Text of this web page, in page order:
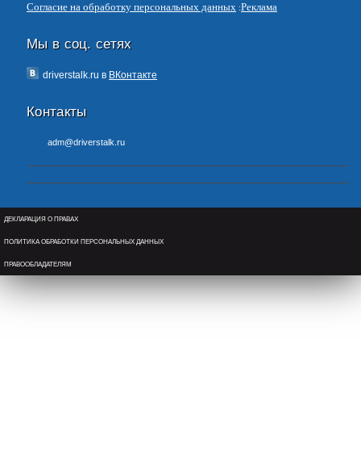
Согласие на обработку персональных данных Реклама
Мы в соц. сетях
driverstalk.ru в ВКонтакте
Контакты
adm@driverstalk.ru
ДЕКЛАРАЦИЯ О ПРАВАХ
ПОЛИТИКА ОБРАБОТКИ ПЕРСОНАЛЬНЫХ ДАННЫХ
ПРАВООБЛАДАТЕЛЯМ